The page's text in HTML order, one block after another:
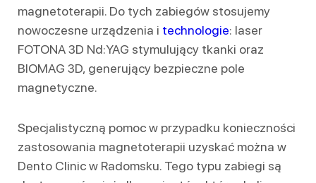
magnetoterapii. Do tych zabiegów stosujemy
nowoczesne urządzenia i technologie: laser
FOTONA 3D Nd:YAG stymulujący tkanki oraz
BIOMAG 3D, generujący bezpieczne pole
magnetyczne.
Specjalistyczną pomoc w przypadku konieczności
zastosowania magnetoterapii uzyskać można w
Dento Clinic w Radomsku. Tego typu zabiegi są